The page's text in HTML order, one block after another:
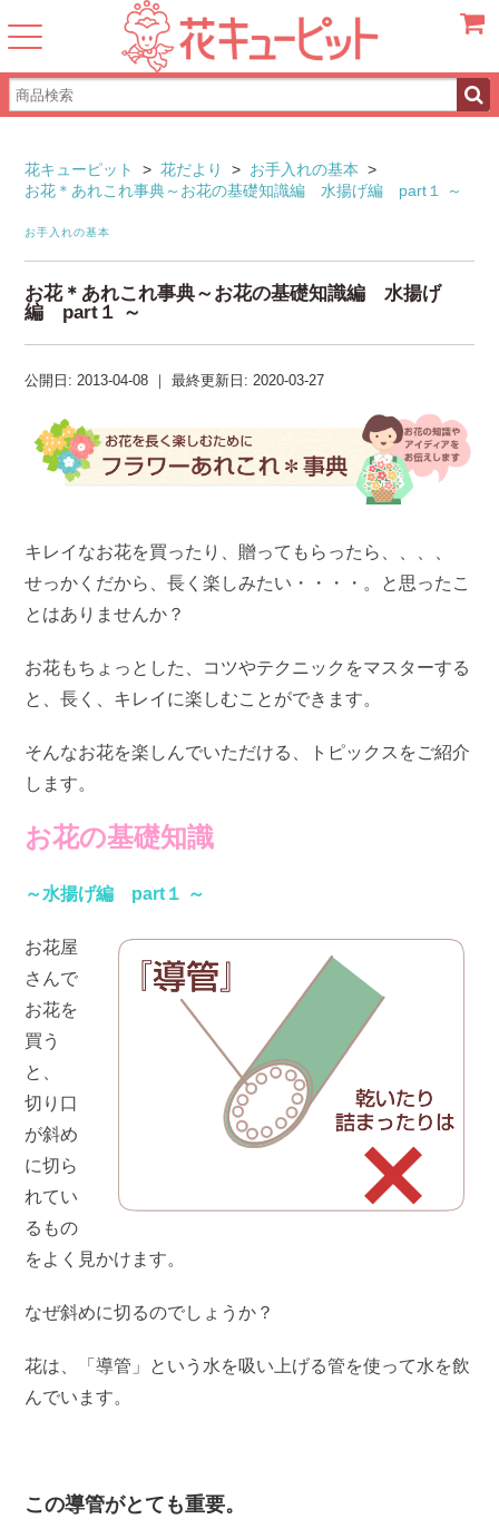
花キューピット > 花だより > お手入れの基本 >
お花＊あれこれ事典～お花の基礎知識編 水揚げ編 part１ ～
お手入れの基本
お花＊あれこれ事典～お花の基礎知識編 水揚げ
編 part１ ～
公開日:2013-04-08 ｜最終更新日:2020-03-27
キレイなお花を買ったり、贈ってもらったら、、、、
せっかくだから、長く楽しみたい・・・・。と思ったこ
とはありませんか？
お花もちょっとした、コツやテクニックをマスターする
と、長く、キレイに楽しむことができます。
そんなお花を楽しんでいただける、トピックスをご紹介
します。
お花の基礎知識
～水揚げ編 part１ ～
お花屋
さんで
お花を
買う
と、
切り口
が斜め
に切ら
れてい
るもの
をよく見かけます。
なぜ斜めに切るのでしょうか？
花は、「導管」という水を吸い上げる管を使って水を飲
んでいます。
この導管がとても重要。